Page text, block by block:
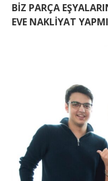
BİZ PARÇA
EVE NAKLİYAT